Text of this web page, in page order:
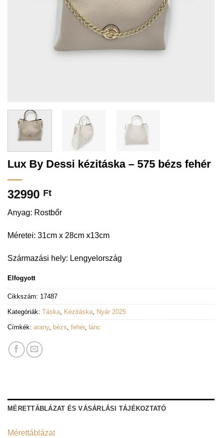
Lux By Dessi kézitáska – 575 bézs fehér
32990 Ft
Anyag: Rostbőr
Méretei: 31cm x 28cm x13cm
Származási hely: Lengyelország
Elfogyott
Cikkszám: 17487
Kategóriák: Táska, Kézitáska, Nyár 2025
Címkék: arany, bézs, fehér, lánc
MÉRETTÁBLÁZAT ÉS VÁSÁRLÁSI TÁJÉKOZTATÓ
Mérettáblázat